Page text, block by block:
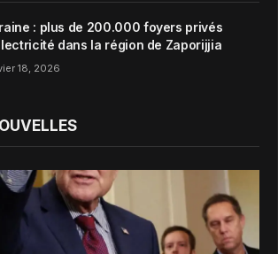
: plus de 200.000 foyers privés
dans la région de Zaporijjia
18, 2026